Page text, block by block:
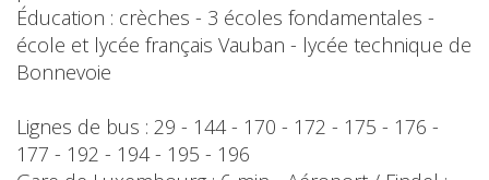
Éducation : crèches - 3 écoles fondamentales -
école et lycée français Vauban - lycée technique de
Bonnevoie
Lignes de bus : 29 - 144 - 170 - 172 - 175 - 176 -
177 - 192 - 194 - 195 - 196